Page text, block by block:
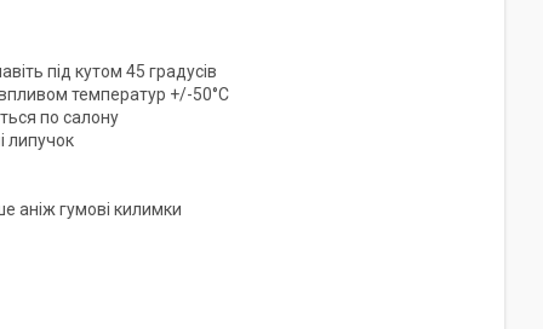
під кутом 45 градусів
температур +/-50°C
по салону
липучок
аніж гумові килимки